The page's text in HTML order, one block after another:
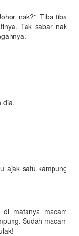
nak?'' Tiba-tiba
Tak sabar nak
dia.
ajak satu kampung
matanya macam
Sudah macam